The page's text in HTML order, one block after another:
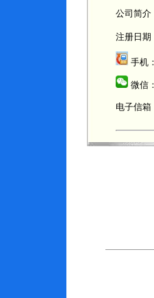
公司简介
注册日期
手机：
微信：
电子信箱